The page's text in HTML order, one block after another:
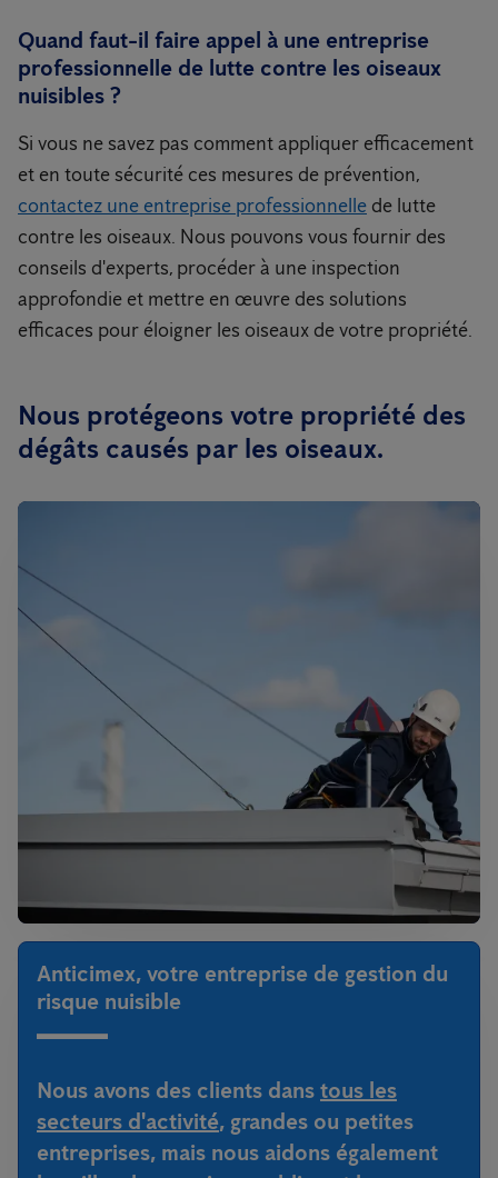
Quand faut-il faire appel à une entreprise
professionnelle de lutte contre les oiseaux
nuisibles ?
Si vous ne savez pas comment appliquer efficacement
et en toute sécurité ces mesures de prévention,
contactez une entreprise professionnelle de lutte
contre les oiseaux. Nous pouvons vous fournir des
conseils d'experts, procéder à une inspection
approfondie et mettre en œuvre des solutions
efficaces pour éloigner les oiseaux de votre propriété.
Nous protégeons votre propriété des
dégâts causés par les oiseaux.
Anticimex, votre entreprise de gestion du
risque nuisible
Nous avons des clients dans tous les
secteurs d'activité, grandes ou petites
entreprises, mais nous aidons également